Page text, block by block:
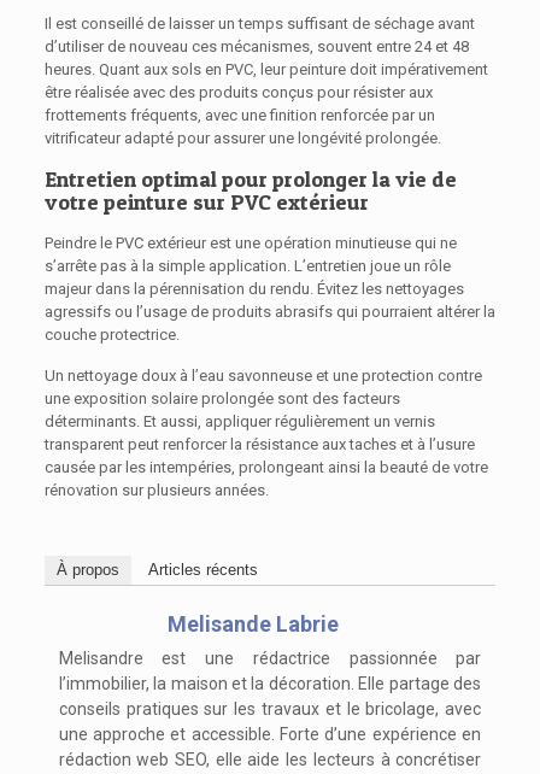
Il est conseillé de laisser un temps suffisant de séchage avant
d’utiliser de nouveau ces mécanismes, souvent entre 24 et 48
heures. Quant aux sols en PVC, leur peinture doit impérativement
être réalisée avec des produits conçus pour résister aux
frottements fréquents, avec une finition renforcée par un
vitrificateur adapté pour assurer une longévité prolongée.
Entretien optimal pour prolonger la vie de
votre peinture sur PVC extérieur
Peindre le PVC extérieur est une opération minutieuse qui ne
s’arrête pas à la simple application. L’entretien joue un rôle
majeur dans la pérennisation du rendu. Évitez les nettoyages
agressifs ou l’usage de produits abrasifs qui pourraient altérer la
couche protectrice.
Un nettoyage doux à l’eau savonneuse et une protection contre
une exposition solaire prolongée sont des facteurs
déterminants. Et aussi, appliquer régulièrement un vernis
transparent peut renforcer la résistance aux taches et à l’usure
causée par les intempéries, prolongeant ainsi la beauté de votre
rénovation sur plusieurs années.
À propos Articles récents
Melisande Labrie
Melisandre est une rédactrice passionnée par
l’immobilier, la maison et la décoration. Elle partage des
conseils pratiques sur les travaux et le bricolage, avec
une approche et accessible. Forte d’une expérience en
rédaction web SEO, elle aide les lecteurs à concrétiser